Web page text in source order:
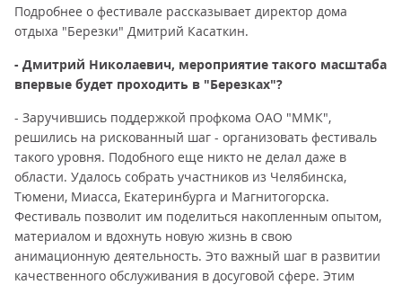
Подробнее о фестивале рассказывает директор дома
отдыха "Березки" Дмитрий Касаткин.
- Дмитрий Николаевич, мероприятие такого масштаба
впервые будет проходить в "Березках"?
- Заручившись поддержкой профкома ОАО "ММК",
решились на рискованный шаг - организовать фестиваль
такого уровня. Подобного еще никто не делал даже в
области. Удалось собрать участников из Челябинска,
Тюмени, Миасса, Екатеринбурга и Магнитогорска.
Фестиваль позволит им поделиться накопленным опытом,
материалом и вдохнуть новую жизнь в свою
анимационную деятельность. Это важный шаг в развитии
качественного обслуживания в досуговой сфере. Этим